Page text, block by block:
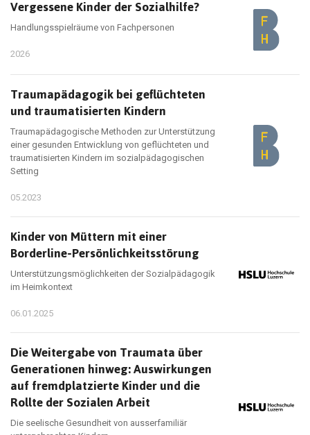
Vergessene Kinder der Sozialhilfe?
Handlungsspielräume von Fachpersonen
2026
Traumapädagogik bei geflüchteten
und traumatisierten Kindern
Traumapädagogische Methoden zur Unterstützung
einer gesunden Entwicklung von geflüchteten und
traumatisierten Kindern im sozialpädagogischen
Setting
05.2023
Kinder von Müttern mit einer
Borderline-Persönlichkeitsstörung
Unterstützungsmöglichkeiten der Sozialpädagogik
im Heimkontext
06.01.2025
Die Weitergabe von Traumata über
Generationen hinweg: Auswirkungen
auf fremdplatzierte Kinder und die
Rollte der Sozialen Arbeit
Die seelische Gesundheit von ausserfamiliär